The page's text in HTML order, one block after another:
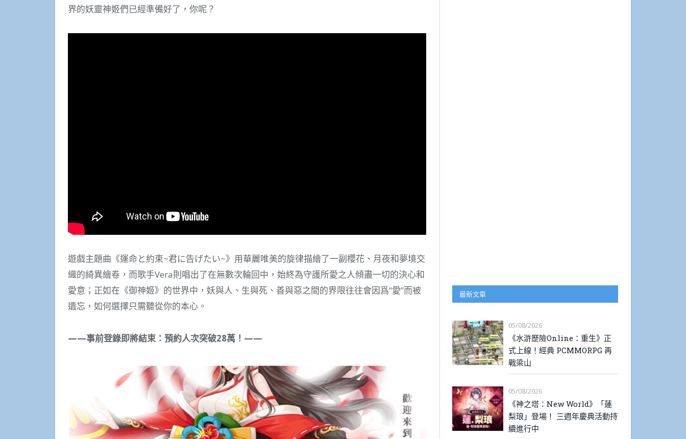
界的妖靈神姬們已經準備好了，你呢？
遊戲主題曲《運命と約束~君に告げたい~》用華麗唯美的旋律描繪了一副櫻花、月夜和夢境交
織的綺異繪卷，而歌手Vera則唱出了在無數次輪回中，始終為守護所愛之人傾盡一切的決心和
愛意；正如在《御神姬》的世界中，妖與人、生與死、善與惡之間的界限往往會因爲“愛”而被
遺忘，如何選擇只需聽從你的本心。
——事前登錄即將結束：預約人次突破28萬！——
最新文章
05/08/2026
《水滸歷險Online：重生》正
式上線！經典 PCMMORPG 再
戰梁山
05/08/2026
《神之塔：New World》「蓮
梨琅」登場！ 三週年慶典活動持
續進行中